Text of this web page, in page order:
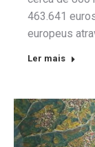
463.641
europeus
Ler mais